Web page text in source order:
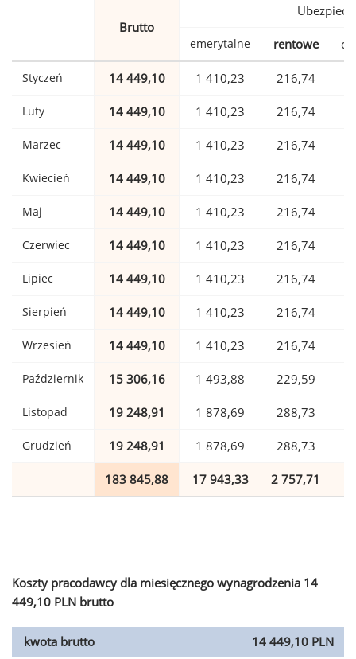
Brutto
emerytalne rentowe
Styczeń 14 449,10 1 410,23 216,74
Luty 14 449,10 1 410,23 216,74
Marzec 14 449,10 1 410,23 216,74
Kwiecień 14 449,10 1 410,23 216,74
Maj 14 449,10 1 410,23 216,74
Czerwiec 14 449,10 1 410,23 216,74
Lipiec 14 449,10 1 410,23 216,74
Sierpień 14 449,10 1 410,23 216,74
Wrzesień 14 449,10 1 410,23 216,74
Październik 15 306,16 1 493,88 229,59
Listopad 19 248,91 1 878,69 288,73
Grudzień 19 248,91 1 878,69 288,73
183 845,88 17 943,33 2 757,71
Koszty pracodawcy dla miesięcznego wynagrodzenia 14
449,10 PLN brutto
kwota brutto
14 449,10 PLN